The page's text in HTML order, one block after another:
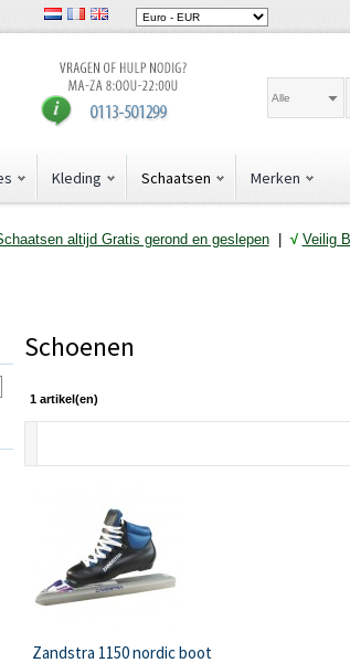
Alle
Kleding Schaatsen Merken
altijd Gratis gerond en geslepen| √ Veilig
Schoenen
1 artikel(en)
Zandstra 1150 nordic boot